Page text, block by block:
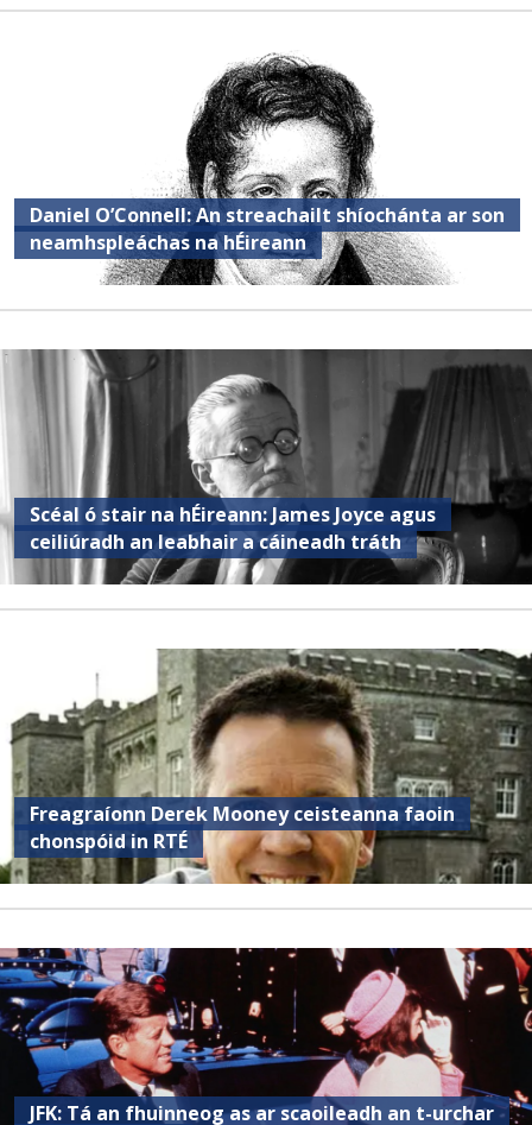
Daniel O’Connell: An streachailt shíochánta ar son
neamhspleáchas na hÉireann
Scéal ó stair na hÉireann: James Joyce agus
ceiliúradh an leabhair a cáineadh tráth
Freagraíonn Derek Mooney ceisteanna faoin
chonspóid in RTÉ
JFK: Tá an fhuinneog as ar scaoileadh an t-urchar